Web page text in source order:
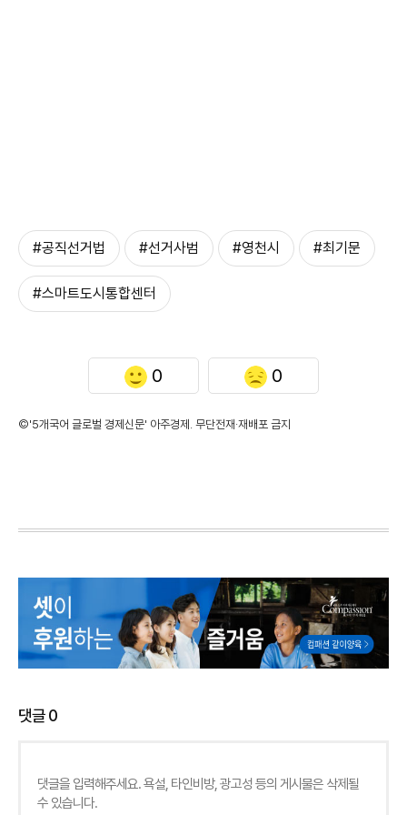
#공직선거법 #선거사범 #영천시 #최기문
#스마트도시통합센터
0 0
©'5개국어 글로벌 경제신문' 아주경제. 무단전재·재배포 금지
댓글0